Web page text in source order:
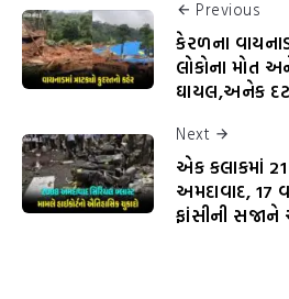
Previous
કેરળના
લોકોના મોત
ઘાયલ,અનેક
Next
એક કલાકમાં
અમદાવાદ, 17
ફાંસીની